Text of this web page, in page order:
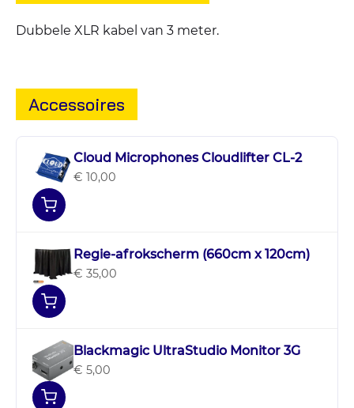
Dubbele XLR kabel van 3 meter.
Accessoires
Cloud Microphones Cloudlifter CL-2
€ 10,00
Regie-afrokscherm (660cm x 120cm)
€ 35,00
Blackmagic UltraStudio Monitor 3G
€ 5,00